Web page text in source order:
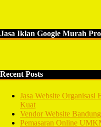
Jasa Iklan Google Murah
Recent Posts
Jasa Website
Kuat
Vendor Website
Pemasaran Online